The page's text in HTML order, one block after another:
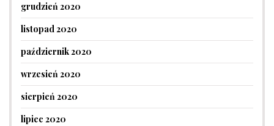
grudzień 2020
listopad 2020
październik 2020
wrzesień 2020
sierpień 2020
lipiec 2020